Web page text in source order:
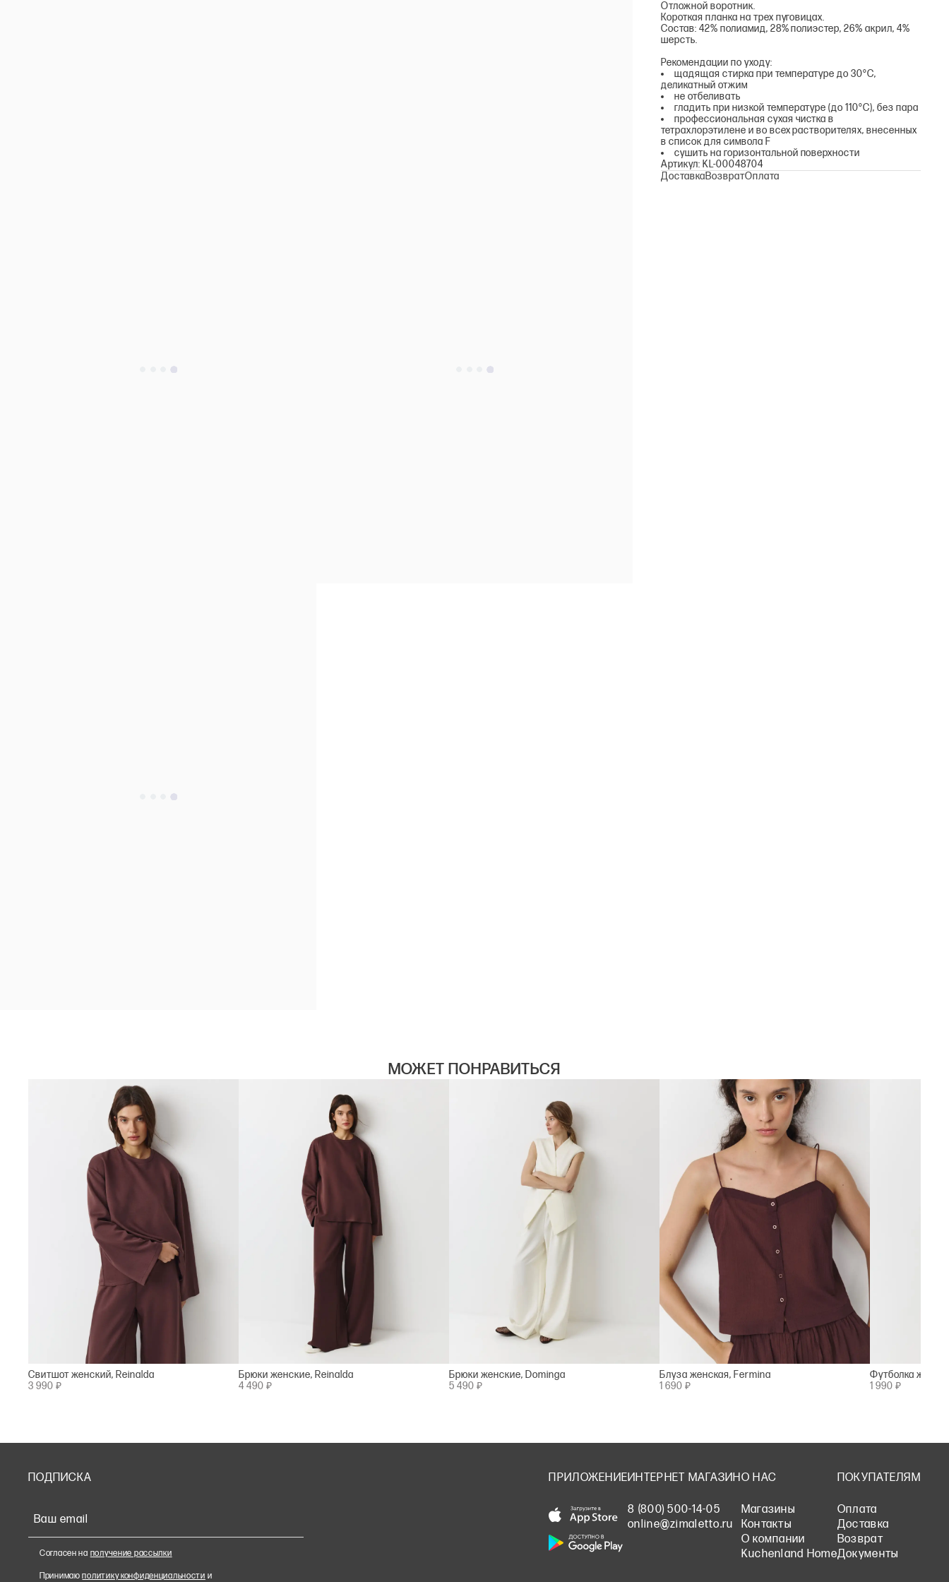
Отложной воротник.
Короткая планка на трех пуговицах.
Состав: 42% полиамид, 28% полиэcтер, 26% акрил, 4%
шерсть.
Рекомендации по уходу:
щадящая стирка при температуре до 30°С,
деликатный отжим
не отбеливать
гладить при низкой температуре (до 110°С), без пара
профессиональная сухая чистка в
тетрахлорэтилене и во всех растворителях, внесенных
в список для символа F
сушить на горизонтальной поверхности
Артикул: KL-00048704
ДоставкаВозвратОплата
МОЖЕТ ПОНРАВИТЬСЯ
Свитшот женский, Reinalda
3 990 ₽
Брюки женские, Reinalda
4 490 ₽
Брюки женские, Dominga
5 490 ₽
Блуза женская, Fermina
1 690 ₽
Футболка
1 990 ₽
ПОДПИСКА
Ваш email
Согласен на получение рассылки
Принимаюполитику конфиденциальности и
ПРИЛОЖЕНИЕИНТЕРНЕТ МАГАЗИН
8 (800) 500-14-05
online@zimaletto.ru
О НАС
Магазины
Контакты
О компании
Kuchenland Home
ПОКУПАТЕЛЯМ
Оплата
Доставка
Возврат
Документы